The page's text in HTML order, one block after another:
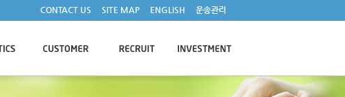
CONTACT US SITE MAP ENGLISH 운송관리